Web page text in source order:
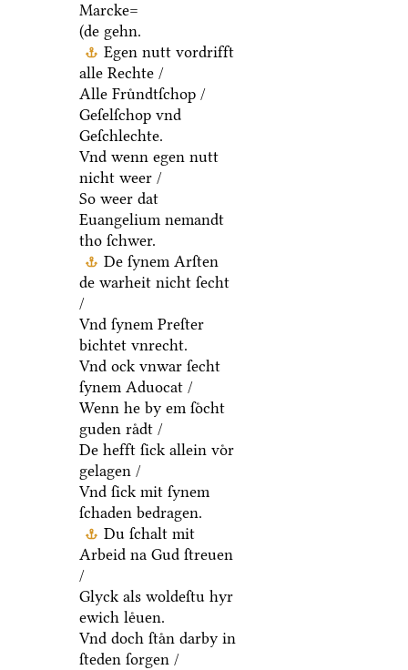
Marcke=
(de gehn.
Egen nutt vordrifft
alle Rechte /
Alle Fruͤndtſchop /
Geſelſchop vnd
Geſchlechte.
Vnd wenn egen nutt
nicht weer /
So weer dat
Euangelium nemandt
tho ſchwer.
De ſynem Arſten
de warheit nicht ſecht
/
Vnd ſynem Preſter
bichtet vnrecht.
Vnd ock vnwar ſecht
ſynem Aduocat /
Wenn he by em ſoͤcht
guden raͤdt /
De hefft ſick allein voͤr
gelagen /
Vnd ſick mit ſynem
ſchaden bedragen.
Du ſchalt mit
Arbeid na Gud ſtreuen
/
Glyck als woldeſtu hyr
ewich leͤuen.
Vnd doch ſtaͤn darby in
ſteden ſorgen /